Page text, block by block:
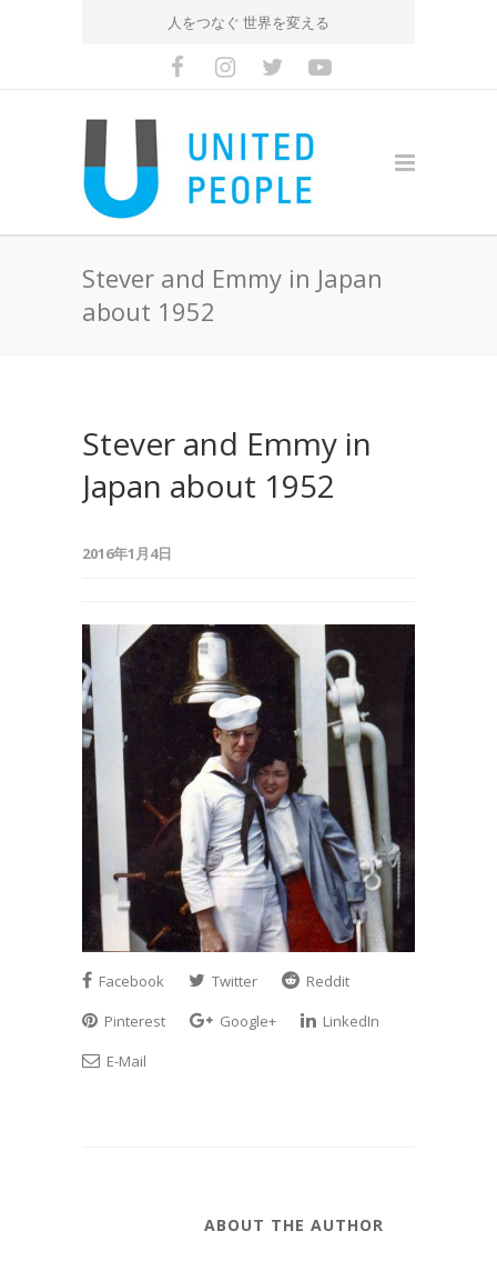
人をつなぐ 世界を変える
Stever and Emmy in Japan
about 1952
Stever and Emmy in
Japan about 1952
2016年1月4日
Facebook Twitter
Reddit
Pinterest
Google+
LinkedIn
E-Mail
ABOUT THE AUTHOR